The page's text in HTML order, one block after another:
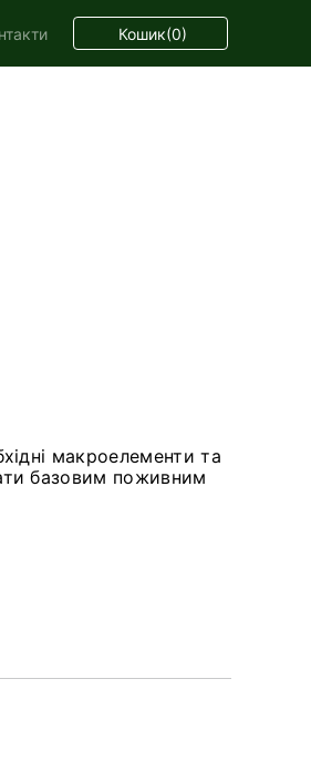
Кошик(0)
макроелементи та
базовим поживним